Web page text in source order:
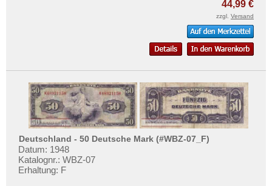
44,99 €
zzgl. Versand
Deutschland - 50 Deutsche Mark (#WBZ-07_F)
Datum: 1948
Katalognr.: WBZ-07
Erhaltung: F